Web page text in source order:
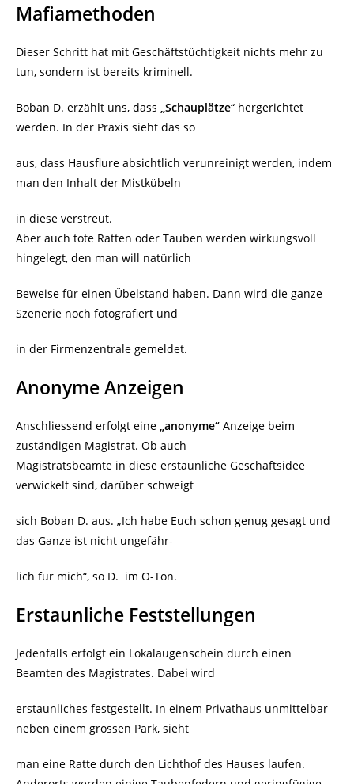
Mafiamethoden
Dieser Schritt hat mit Geschäftstüchtigkeit nichts mehr zu
tun, sondern ist bereits kriminell.
Boban D. erzählt uns, dass „Schauplätze“ hergerichtet
werden. In der Praxis sieht das so
aus, dass Hausflure absichtlich verunreinigt werden, indem
man den Inhalt der Mistkübeln
in diese verstreut.
Aber auch tote Ratten oder Tauben werden wirkungsvoll
hingelegt, den man will natürlich
Beweise für einen Übelstand haben. Dann wird die ganze
Szenerie noch fotografiert und
in der Firmenzentrale gemeldet.
Anonyme Anzeigen
Anschliessend erfolgt eine „anonyme“ Anzeige beim
zuständigen Magistrat. Ob auch
Magistratsbeamte in diese erstaunliche Geschäftsidee
verwickelt sind, darüber schweigt
sich Boban D. aus. „Ich habe Euch schon genug gesagt und
das Ganze ist nicht ungefähr-
lich für mich“, so D. im O-Ton.
Erstaunliche Feststellungen
Jedenfalls erfolgt ein Lokalaugenschein durch einen
Beamten des Magistrates. Dabei wird
erstaunliches festgestellt. In einem Privathaus unmittelbar
neben einem grossen Park, sieht
man eine Ratte durch den Lichthof des Hauses laufen.